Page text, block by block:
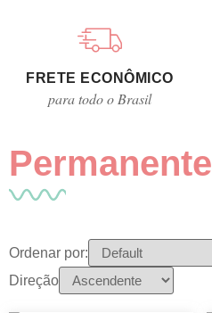
FRETE ECONÔMICO
para todo o Brasil
Permanente
Ordenar por:
Direção